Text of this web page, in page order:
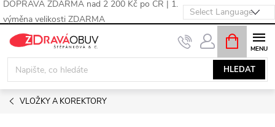
DOPRAVA ZDARMA nad 2 200 Kč po ČR | 1.
výměna velikosti ZDARMA
Přejít
obsah
HLEDAT
NÁKUPNÍ
KOŠÍK
VLOŽKY A KOREKTORY